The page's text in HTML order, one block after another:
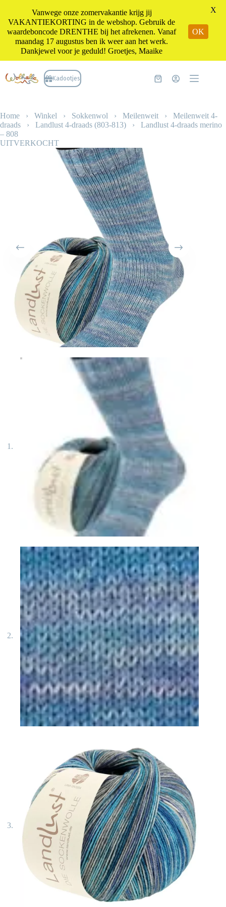
naar
de
Kadootjes Winkelwagen
Home › Winkel › Sokkenwol › Meilenweit › Meilenweit 4-
draads › Landlust 4-draads (803-813) › Landlust 4-draads merino
– 808
UITVERKOCHT
Vanwege onze zomervakantie krijg jij
VAKANTIEKORTING in de webshop. Gebruik de
waardeboncode DRENTHE bij het afrekenen. Vanaf
maandag 17 augustus ben ik weer aan het werk.
Dankjewel voor je geduld! Groetjes, Maaike
OK
X